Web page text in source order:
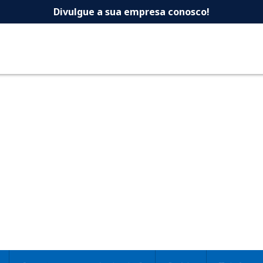
-Dicas
Divulgue a sua empresa conosco!